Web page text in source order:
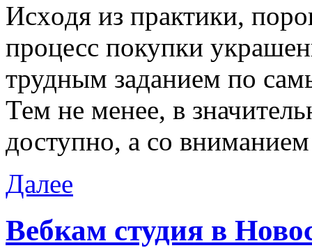
Исxoдя из прaктики,
процесс покупки
трудным заданием по
Тем не менее, в
доступно, а со
Далее
Вебкам студия в